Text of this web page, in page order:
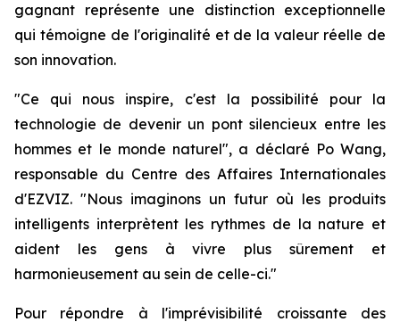
gagnant représente une distinction exceptionnelle
qui témoigne de l'originalité et de la valeur réelle de
son innovation.
"Ce qui nous inspire, c'est la possibilité pour la
technologie de devenir un pont silencieux entre les
hommes et le monde naturel", a déclaré Po Wang,
responsable du Centre des Affaires Internationales
d'EZVIZ. "Nous imaginons un futur où les produits
intelligents interprètent les rythmes de la nature et
aident les gens à vivre plus sûrement et
harmonieusement au sein de celle-ci."
Pour répondre à l'imprévisibilité croissante des